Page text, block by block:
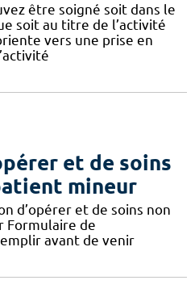
être soigné soit dans le
soit au titre de l’activité
vers une prise en
et de soins
mineur
d’opérer et de soins non
Formulaire de
avant de venir